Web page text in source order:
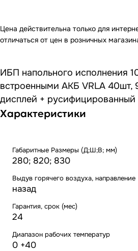
Цена действительна только для
отличаться от цен в розничных
ИБП напольного исполнения
встроенными АКБ VRLA 40шт,
дисплей + русифицированный
Характеристики
Габаритные Размеры (Д;Ш;В; мм)
280; 820; 830
Выдув горячего воздуха, направление
назад
Гарантия, срок (мес)
24
Диапазон рабочих температур
0 +40